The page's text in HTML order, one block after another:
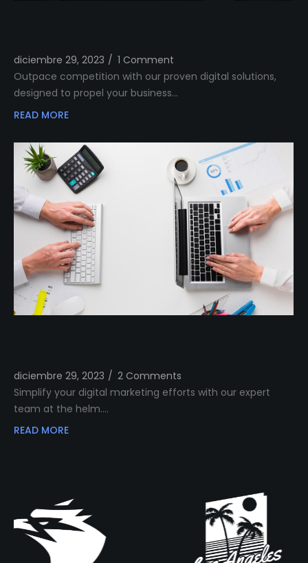
diciembre 29, 2023 / 1 Comment
Outpace competition with our proven digital solutions,
designed to propel your business…
READ MORE
diciembre 29, 2023 / 2 Comments
Simplify your digital marketing efforts with our expert
team at the helm.…
READ MORE